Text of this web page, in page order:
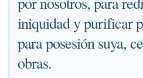
iniquidad y purificar
para posesión suya,
obras.